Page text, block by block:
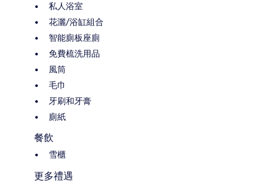
私人浴室
花灑/浴缸組合
智能廁板座廁
免費梳洗用品
風筒
毛巾
牙刷和牙膏
廁紙
餐飲
雪櫃
更多禮遇